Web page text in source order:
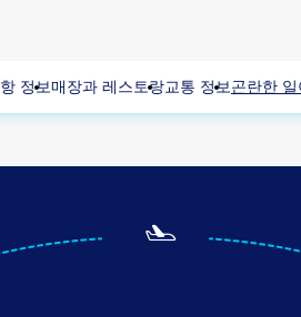
정보매장과 레스토랑교통 정보곤란한
